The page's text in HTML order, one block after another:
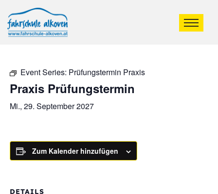
Event Series: Prüfungstermin Praxis
Praxis Prüfungstermin
Mi., 29. September 2027
Zum Kalender hinzufügen
DETAILS